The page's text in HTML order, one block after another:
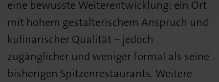
eine bewusste Weiterentwicklung: ein Ort
mit hohem gestalterischem Anspruch und
kulinarischer Qualität – jedoch
zugänglicher und weniger formal als seine
bisherigen Spitzenrestaurants. Weitere